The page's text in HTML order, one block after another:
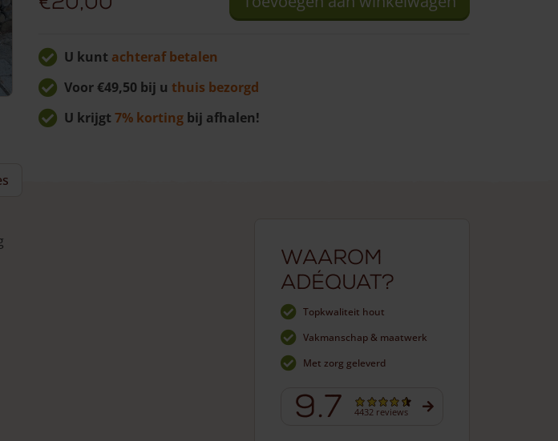
U kunt achteraf betalen
Voor €49,50 bij u thuis bezorgd
U krijgt 7% korting bij afhalen!
Waarom
Adéquat?
Topkwaliteit hout
Vakmanschap & maatwerk
Met zorg geleverd
9.7 4432 reviews